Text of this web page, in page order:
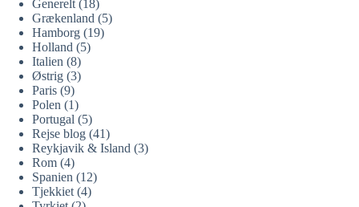
Generelt (18)
Grækenland (5)
Hamborg (19)
Holland (5)
Italien (8)
Østrig (3)
Paris (9)
Polen (1)
Portugal (5)
Rejse blog (41)
Reykjavik & Island (3)
Rom (4)
Spanien (12)
Tjekkiet (4)